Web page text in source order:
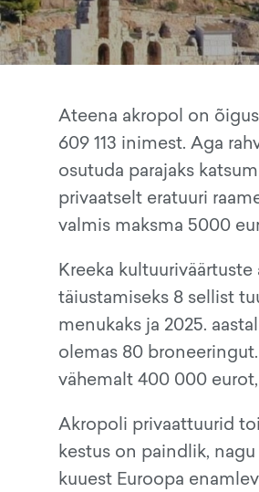
Ateena akropol on
609 113 inimest. Aga
osutuda parajaks
privaatselt eratuuri
valmis maksma 5000
Kreeka
täiustamiseks 8 sellist
menukaks ja 2025.
olemas 80
vähemalt 400 000
Akropoli privaattuurid
kestus on paindlik,
kuuest Euroopa